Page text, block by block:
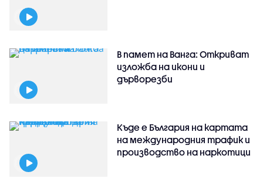
В памет на Ванга: Откриват
изложба на икони и
дърворезби
Къде е България на картата
на международния трафик и
производство на наркотици